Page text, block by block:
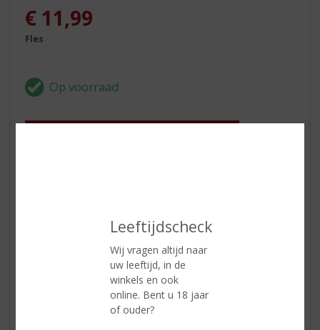
Leeftijdscheck
Wij vragen altijd naar
uw leeftijd, in de
winkels en ook
online. Bent u 18 jaar
of ouder?
€ 11,99
Fles
Land van Herkomst
Italië
Vermentino
75 CL
Alcoholpercentage
12.5% vol